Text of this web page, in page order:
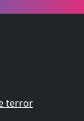
terror